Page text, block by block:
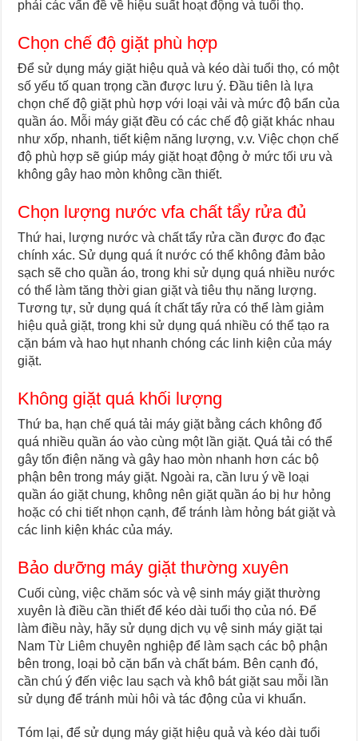
phải các vấn đề về hiệu suất hoạt động và tuổi thọ.
Chọn chế độ giặt phù hợp
Để sử dụng máy giặt hiệu quả và kéo dài tuổi thọ, có một
số yếu tố quan trọng cần được lưu ý. Đầu tiên là lựa
chọn chế độ giặt phù hợp với loại vải và mức độ bẩn của
quần áo. Mỗi máy giặt đều có các chế độ giặt khác nhau
như xốp, nhanh, tiết kiệm năng lượng, v.v. Việc chọn chế
độ phù hợp sẽ giúp máy giặt hoạt động ở mức tối ưu và
không gây hao mòn không cần thiết.
Chọn lượng nước vfa chất tẩy rửa đủ
Thứ hai, lượng nước và chất tẩy rửa cần được đo đạc
chính xác. Sử dụng quá ít nước có thể không đảm bảo
sạch sẽ cho quần áo, trong khi sử dụng quá nhiều nước
có thể làm tăng thời gian giặt và tiêu thụ năng lượng.
Tương tự, sử dụng quá ít chất tẩy rửa có thể làm giảm
hiệu quả giặt, trong khi sử dụng quá nhiều có thể tạo ra
cặn bám và hao hụt nhanh chóng các linh kiện của máy
giặt.
Không giặt quá khối lượng
Thứ ba, hạn chế quá tải máy giặt bằng cách không đổ
quá nhiều quần áo vào cùng một lần giặt. Quá tải có thể
gây tốn điện năng và gây hao mòn nhanh hơn các bộ
phận bên trong máy giặt. Ngoài ra, cần lưu ý về loại
quần áo giặt chung, không nên giặt quần áo bị hư hỏng
hoặc có chi tiết nhọn cạnh, để tránh làm hỏng bát giặt và
các linh kiện khác của máy.
Bảo dưỡng máy giặt thường xuyên
Cuối cùng, việc chăm sóc và vệ sinh máy giặt thường
xuyên là điều cần thiết để kéo dài tuổi thọ của nó. Để
làm điều này, hãy sử dụng dịch vụ vệ sinh máy giặt tại
Nam Từ Liêm chuyên nghiệp để làm sạch các bộ phận
bên trong, loại bỏ cặn bẩn và chất bám. Bên cạnh đó,
cần chú ý đến việc lau sạch và khô bát giặt sau mỗi lần
sử dụng để tránh mùi hôi và tác động của vi khuẩn.
Tóm lại, để sử dụng máy giặt hiệu quả và kéo dài tuổi